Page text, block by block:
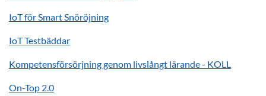
IoT för Smart Snöröjning
IoT Testbäddar
Kompetensförsörjning genom livslångt lärande - KOLL
On-Top 2.0